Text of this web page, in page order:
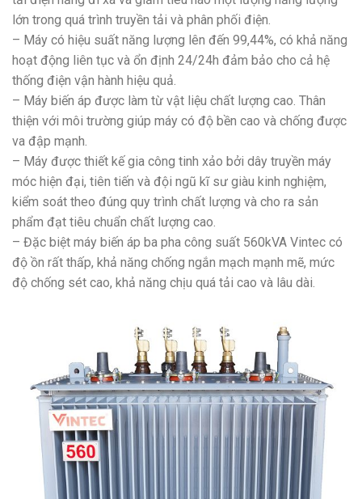
lớn trong quá trình truyền tải và phân phối điện.
– Máy có hiệu suất năng lượng lên đến 99,44%, có khả năng
hoạt động liên tục và ổn định 24/24h đảm bảo cho cả hệ
thống điện vận hành hiệu quả.
– Máy biến áp được làm từ vật liệu chất lượng cao. Thân
thiện với môi trường giúp máy có độ bền cao và chống được
va đập mạnh.
– Máy được thiết kế gia công tinh xảo bởi dây truyền máy
móc hiện đại, tiên tiến và đội ngũ kĩ sư giàu kinh nghiệm,
kiểm soát theo đúng quy trình chất lượng và cho ra sản
phẩm đạt tiêu chuẩn chất lượng cao.
– Đặc biệt máy biến áp ba pha công suất 560kVA Vintec có
độ ồn rất thấp, khả năng chống ngắn mạch mạnh mẽ, mức
độ chống sét cao, khả năng chịu quá tải cao và lâu dài.